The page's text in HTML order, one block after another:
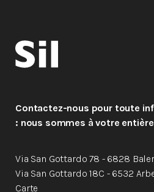
Contactez-nous pour toute
: nous sommes à votre
Via San Gottardo 78 - 6828
Via San Gottardo 18C - 6532
Carte